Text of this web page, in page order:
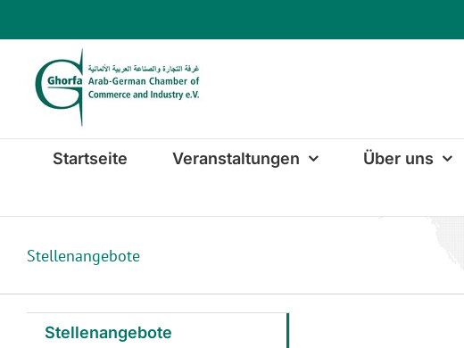
Startseite Veranstaltungen Über uns
Stellenangebote
Stellenangebote